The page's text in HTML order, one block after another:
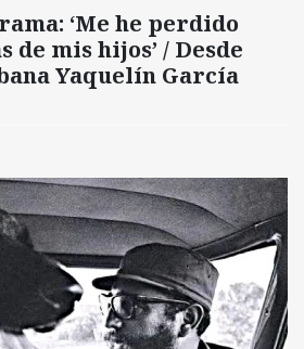
‘Me he perdido
de mis hijos’ / Desde
Yaquelín García